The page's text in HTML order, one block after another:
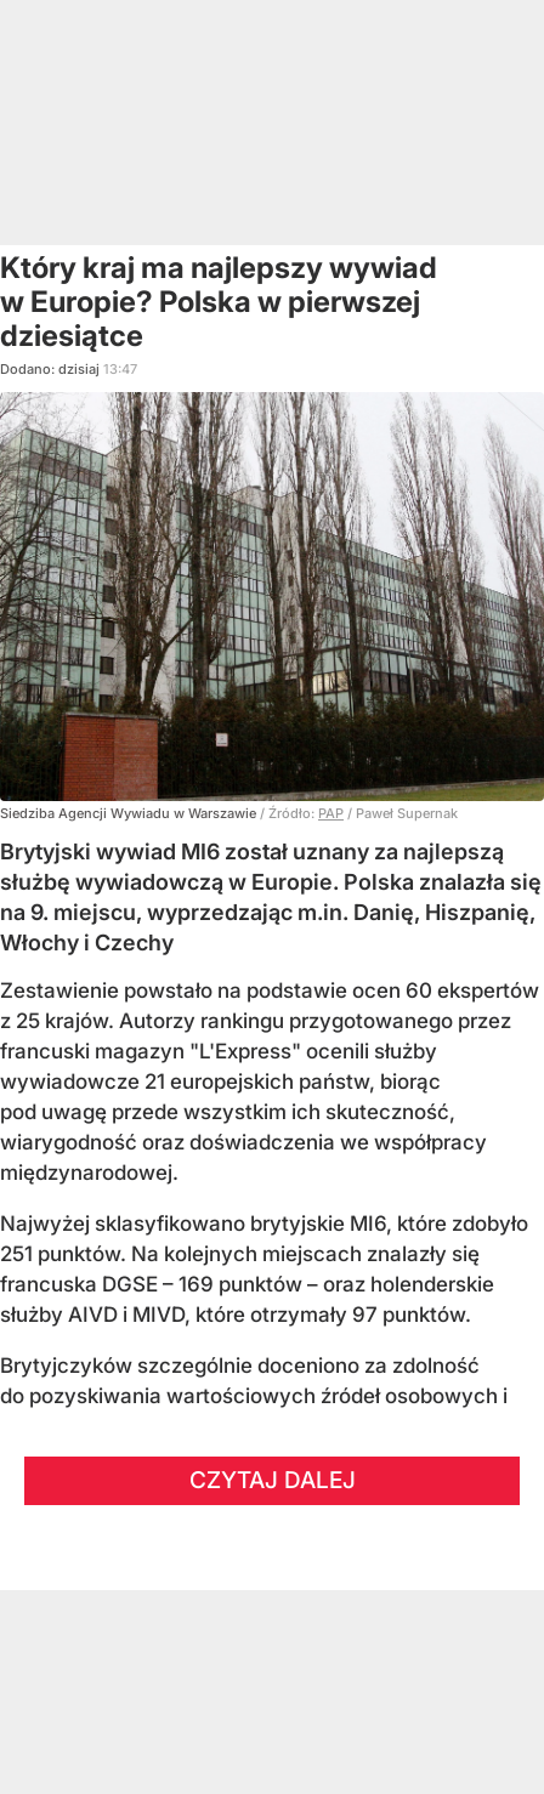
Który kraj ma najlepszy wywiad
w Europie? Polska w pierwszej
dziesiątce
Dodano: dzisiaj 13:47
Siedziba Agencji Wywiadu w Warszawie / Źródło: PAP / Paweł Supernak
Brytyjski wywiad MI6 został uznany za najlepszą
służbę wywiadowczą w Europie. Polska znalazła się
na 9. miejscu, wyprzedzając m.in. Danię, Hiszpanię,
Włochy i Czechy
Zestawienie powstało na podstawie ocen 60 ekspertów
z 25 krajów. Autorzy rankingu przygotowanego przez
francuski magazyn "L'Express" ocenili służby
wywiadowcze 21 europejskich państw, biorąc
pod uwagę przede wszystkim ich skuteczność,
wiarygodność oraz doświadczenia we współpracy
międzynarodowej.
Najwyżej sklasyfikowano brytyjskie MI6, które zdobyło
251 punktów. Na kolejnych miejscach znalazły się
francuska DGSE – 169 punktów – oraz holenderskie
służby AIVD i MIVD, które otrzymały 97 punktów.
Brytyjczyków szczególnie doceniono za zdolność
do pozyskiwania wartościowych źródeł osobowych i
CZYTAJ DALEJ